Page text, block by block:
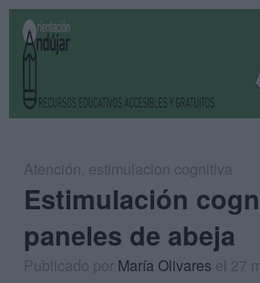
Atención, estimulacion cognitiva
Estimulación
paneles de abeja
Publicado por María Olivares el 27